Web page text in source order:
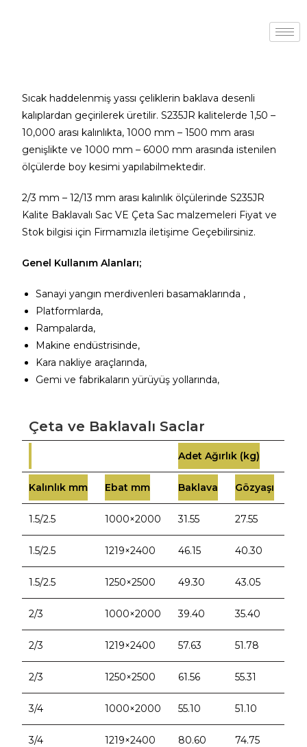
Sıcak haddelenmiş yassı çeliklerin baklava desenli
kalıplardan geçirilerek üretilir. S235JR kalitelerde 1,50 –
10,000 arası kalınlıkta, 1000 mm – 1500 mm arası
genişlikte ve 1000 mm – 6000 mm arasında istenilen
ölçülerde boy kesimi yapılabilmektedir.
2/3 mm – 12/13 mm arası kalınlık ölçülerinde S235JR
Kalite Baklavalı Sac VE Çeta Sac malzemeleri Fiyat ve
Stok bilgisi için Firmamızla iletişime Geçebilirsiniz.
Genel Kullanım Alanları;
Sanayi yangın merdivenleri basamaklarında ,
Platformlarda,
Rampalarda,
Makine endüstrisinde,
Kara nakliye araçlarında,
Gemi ve fabrikaların yürüyüş yollarında,
Çeta ve Baklavalı Saclar​
Adet Ağırlık (kg)
Kalınlık mm Ebat mm Baklava Gözyaşı
1.5/2.5 1000×2000 31.55 27.55
1.5/2.5 1219×2400 46.15 40.30
1.5/2.5 1250×2500 49.30 43.05
2/3 1000×2000 39.40 35.40
2/3 1219×2400 57.63 51.78
2/3 1250×2500 61.56 55.31
3/4 1000×2000 55.10 51.10
3/4 1219×2400 80.60 74.75